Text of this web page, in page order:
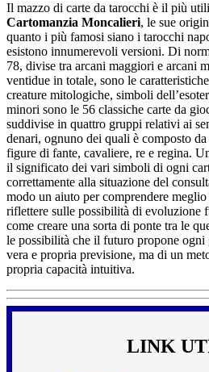
Il mazzo di carte da tarocchi è il più
Cartomanzia Moncalieri, le sue
quanto i più famosi siano i tarocchi
esistono innumerevoli versioni. Di
78, divise tra arcani maggiori e arcani
ventidue in totale, sono le
creature mitologiche, simboli
minori sono le 56 classiche carte da
suddivise in quattro gruppi relativi ai
denari, ognuno dei quali è composto
figure di fante, cavaliere, re e regina.
il significato dei vari simboli di ogni
correttamente alla situazione del
modo un aiuto per comprendere
riflettere sulle possibilità di evoluzione
come creare una sorta di ponte tra le
le possibilità che il futuro propone ogni
vera e propria previsione, ma di un
propria capacità intuitiva.
LINK